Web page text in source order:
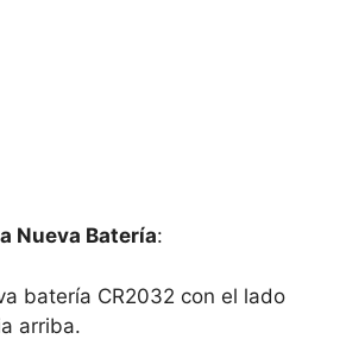
Nueva Batería:
batería CR2032 con el lado
arriba.